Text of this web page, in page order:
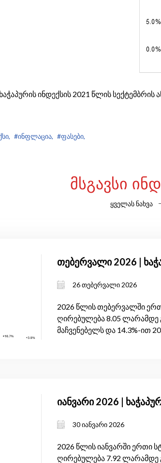
ინდექსის 2021 წლის
#ინფლაცია, #ფასები,
ᲛᲡᲒᲐᲕᲡᲘ
ყველას ნახვა
თებერვალი 2026 |
26 თებერვალი 2026
2026 წლის თებერვალში
ღირებულება 8.05 ლარამდე
მაჩვენებელს და 14.3%-ით
იანვარი 2026 |
30 იანვარი 2026
2026 წლის იანვარში ერთი
ღირებულება 7.92 ლარამდე